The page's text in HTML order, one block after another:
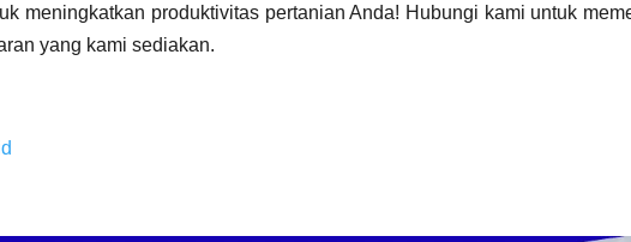
meningkatkan produktivitas pertanian Anda! Hubungi kami untuk
yang kami sediakan.